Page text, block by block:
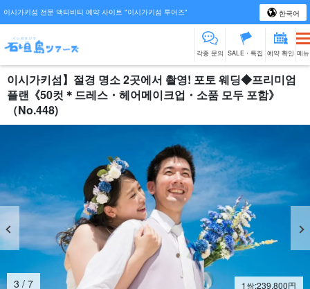
이시가키섬 전문 액티비티 예약 사이트 "이시가키섬 투어즈" 한국어
각종 문의 SALE・특집 예약 확인 메뉴
이시가키섬】절경 명소 2곳에서 촬영! 포토 웨딩◆프리미엄
플랜《50컷＊드레스・헤어메이크업・소품 모두 포함》
（No.448)
4 / 7 1쌍:239,800円